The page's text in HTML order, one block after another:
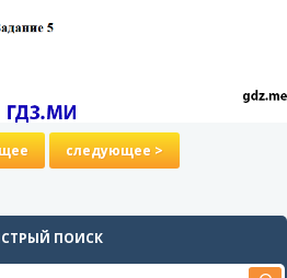
следующее >
ПОИСК